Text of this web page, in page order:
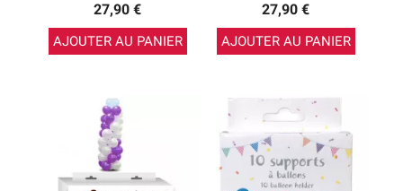
27,90 €
AJOUTER AU PANIER
27,90 €
AJOUTER AU PANIER